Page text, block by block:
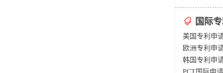
国际
美国专利申
欧洲专利申
韩国专利申